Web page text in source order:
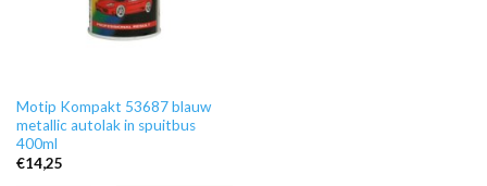
Motip Kompakt 53687 blauw
metallic autolak in spuitbus
400ml
€14,25